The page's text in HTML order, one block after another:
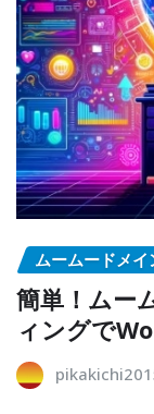
ムームードメイ
簡単！ムー
ィングで